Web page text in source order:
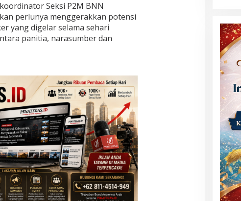
Seksi P2M BNN
perlunya menggerakkan potensi
yang digelar selama sehari
panitia, narasumber dan